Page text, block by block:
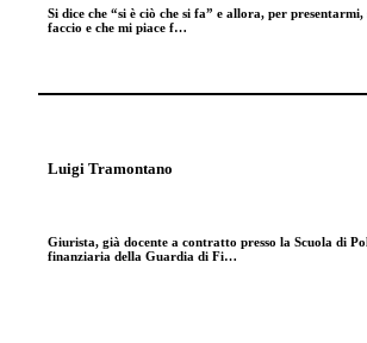
Si dice che “si è ciò che si fa” e allora, per
faccio e che mi piace f…
Luigi Tramontano
Giurista, già docente a contratto presso la Scuola di
finanziaria della Guardia di Fi…